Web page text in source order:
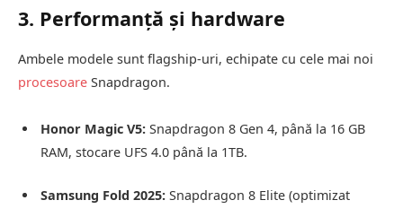
3. Performanță și hardware
Ambele modele sunt flagship-uri, echipate cu cele mai noi
procesoare Snapdragon.
Honor Magic V5: Snapdragon 8 Gen 4, până la 16 GB
RAM, stocare UFS 4.0 până la 1TB.
Samsung Fold 2025: Snapdragon 8 Elite (optimizat